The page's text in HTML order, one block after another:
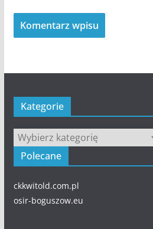
Kategorie
Kategorie
Polecane
ckkwitold.com.pl
osir-boguszow.eu